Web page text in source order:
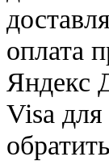
оплата
Яндекс
Visa